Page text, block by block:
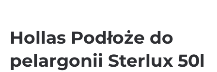
Hollas Podłoże do
pelargonii Sterlux 50l